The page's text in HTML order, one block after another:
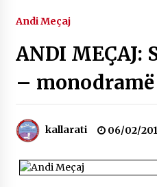
SHOQATËS “KALLARATI”
Gazeta Kallarati nr. 118
07/07/2026
06/06/2026
ZHVILLUA EDICIONI I TRETË I
Andi Meçaj
ANDI
–
kallarati 06/02/